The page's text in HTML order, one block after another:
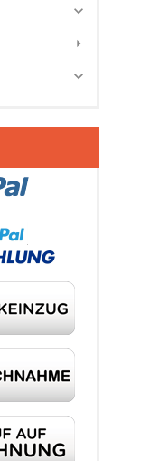
expand_more
arrow_right
expand_more